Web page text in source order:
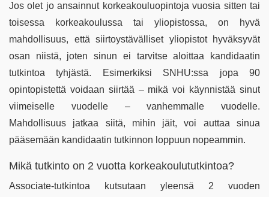
Jos olet jo ansainnut korkeakouluopintoja vuosia sitten tai
toisessa korkeakoulussa tai yliopistossa, on hyvä
mahdollisuus, että siirtoystävälliset yliopistot hyväksyvät
osan niistä, joten sinun ei tarvitse aloittaa kandidaatin
tutkintoa tyhjästä. Esimerkiksi SNHU:ssa jopa 90
opintopistettä voidaan siirtää – mikä voi käynnistää sinut
viimeiselle vuodelle – vanhemmalle vuodelle.
Mahdollisuus jatkaa siitä, mihin jäit, voi auttaa sinua
pääsemään kandidaatin tutkinnon loppuun nopeammin.
Mikä tutkinto on 2 vuotta korkeakoulututkintoa?
Associate-tutkintoa kutsutaan yleensä 2 vuoden